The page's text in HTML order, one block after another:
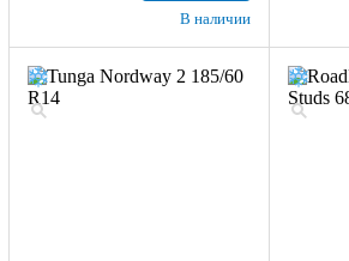
В наличии